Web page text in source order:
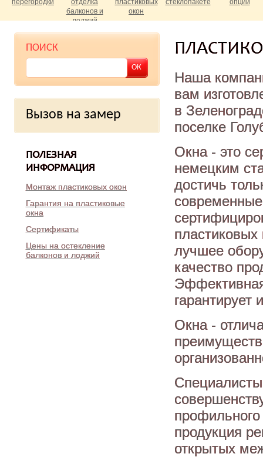
перегородки
отделка
балконов и
лоджий
пластиковых
окон
стеклопакете
опции
ПОИСК
Вызов на замер
ПОЛЕЗНАЯ
ИНФОРМАЦИЯ
Монтаж пластиковых окон
Гарантия на пластиковые
окна
Сертификаты
Цены на остекление
балконов и лоджий
Наша
вам
в
поселке
Окна - это
немецким
достичь
современные
лучшее
качество
гарантирует
Окна -
продукция
открытых